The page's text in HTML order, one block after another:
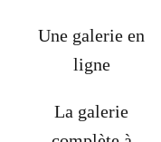
Une galerie en
ligne
La galerie